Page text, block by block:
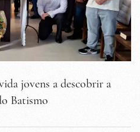
jovens a descobrir a
Batismo